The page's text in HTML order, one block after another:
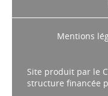
Mentions
Site produit par le
structure financée